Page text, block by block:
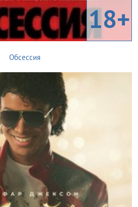
18+
Обсессия